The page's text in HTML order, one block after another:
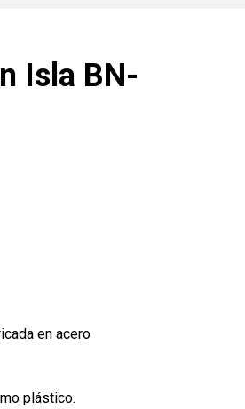
Isla BN-
en acero
plástico.